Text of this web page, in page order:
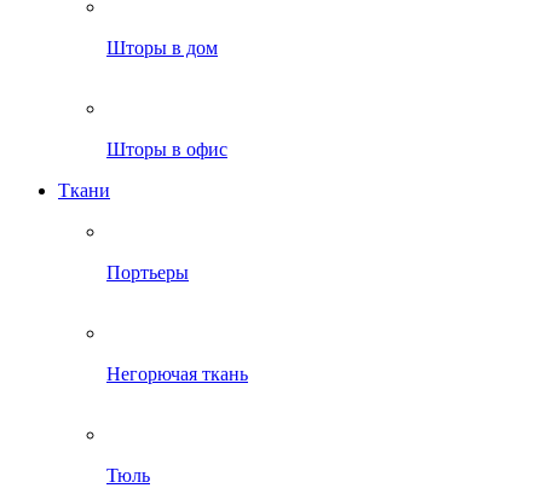
Шторы в дом
Шторы в офис
Ткани
Портьеры
Негорючая ткань
Тюль